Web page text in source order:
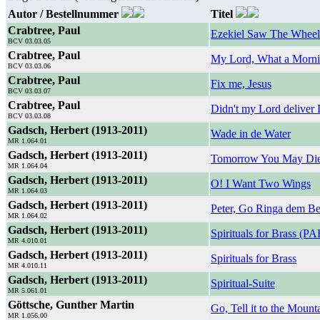
Autor / Bestellnummer
Titel
Crabtree, Paul
BCV 03.03.05
Ezekiel Saw The Wheel
Crabtree, Paul
BCV 03.03.06
My Lord, What a
Crabtree, Paul
BCV 03.03.07
Fix me, Jesus
Crabtree, Paul
BCV 03.03.08
Didn't my Lord deliver
Gadsch, Herbert (1913-2011)
MR 1.064.01
Wade in de Water
Gadsch, Herbert (1913-2011)
MR 1.064.04
Tomorrow You May
Gadsch, Herbert (1913-2011)
MR 1.064.03
O! I Want Two Wings
Gadsch, Herbert (1913-2011)
MR 1.064.02
Peter, Go Ringa dem
Gadsch, Herbert (1913-2011)
MR 4.010.01
Spirituals for Brass
Gadsch, Herbert (1913-2011)
MR 4.010.11
Spirituals for Brass
Gadsch, Herbert (1913-2011)
MR 5.061.01
Spiritual-Suite
Göttsche, Gunther Martin
MR 1.056.00
Go, Tell it to the